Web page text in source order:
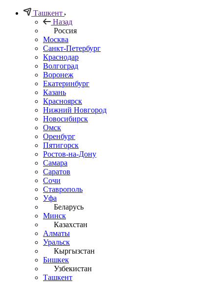
Ташкент
Назад
Россия
Москва
Санкт-Петербург
Краснодар
Волгоград
Воронеж
Екатеринбург
Казань
Красноярск
Нижний Новгород
Новосибирск
Омск
Оренбург
Пятигорск
Ростов-на-Дону
Самара
Саратов
Сочи
Ставрополь
Уфа
Беларусь
Минск
Казахстан
Алматы
Уральск
Кыргызстан
Бишкек
Узбекистан
Ташкент